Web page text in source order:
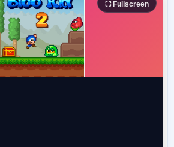
⛶ Fullscreen